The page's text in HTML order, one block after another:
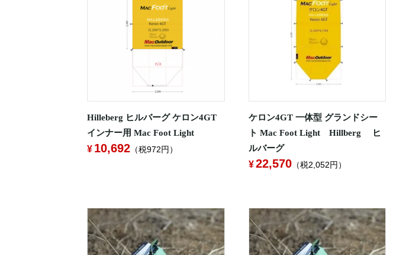
Hilleberg ヒルバーグ ケロン4GT
インナー用 Mac Foot Light
10,692 （税972円）
ケロン4GT 一体型 グランドシー
ト Mac Foot Light Hillberg ヒ
ルバーグ
22,570（税2,052円）